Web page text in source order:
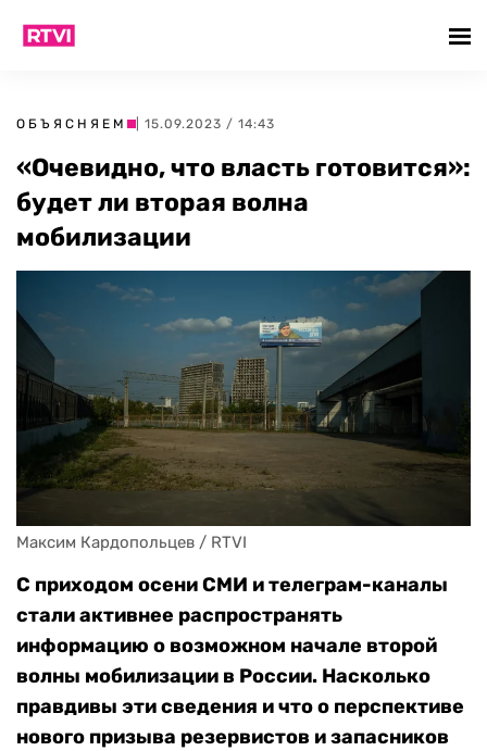
ОБЪЯСНЯЕМ | 15.09.2023 / 14:43
«Очевидно, что власть готовится»:
будет ли вторая волна
мобилизации
Максим Кардопольцев / RTVI
С приходом осени СМИ и телеграм-каналы
стали активнее распространять
информацию о возможном начале второй
волны мобилизации в России. Насколько
правдивы эти сведения и что о перспективе
нового призыва резервистов и запасников